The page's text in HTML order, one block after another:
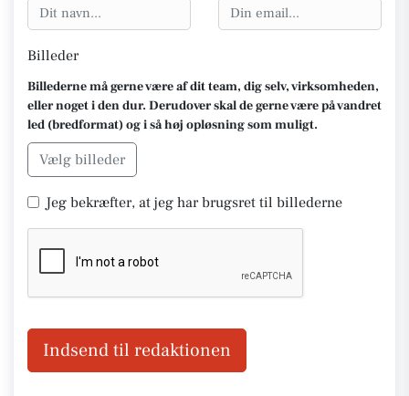
Billeder
Billederne må gerne være af dit team, dig selv, virksomheden,
eller noget i den dur. Derudover skal de gerne være på vandret
led (bredformat) og i så høj opløsning som muligt.
Vælg billeder
Jeg bekræfter, at jeg har brugsret til billederne
Indsend til redaktionen